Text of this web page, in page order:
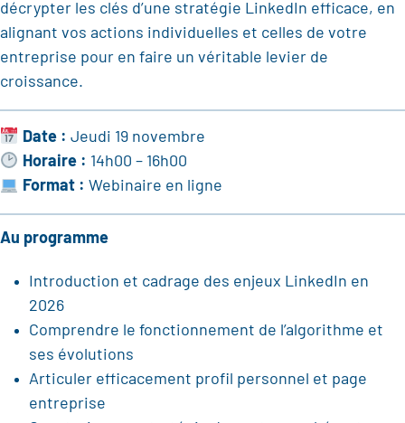
décrypter les clés d’une stratégie LinkedIn efficace, en
alignant vos actions individuelles et celles de votre
entreprise pour en faire un véritable levier de
croissance.
Date : Jeudi 19 novembre
Horaire : 14h00 – 16h00
Format : Webinaire en ligne
Au programme
Introduction et cadrage des enjeux LinkedIn en
2026
Comprendre le fonctionnement de l’algorithme et
ses évolutions
Articuler efficacement profil personnel et page
entreprise